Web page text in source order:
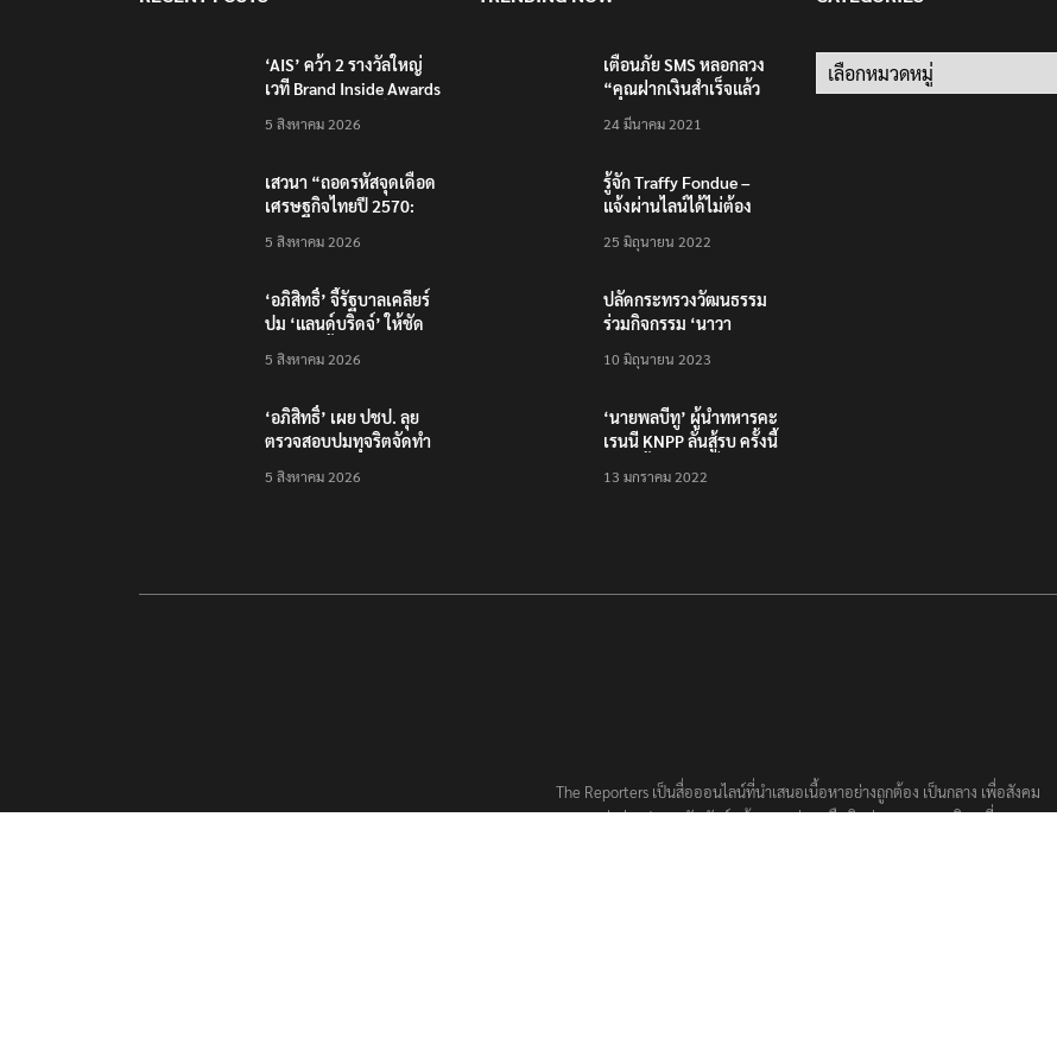
‘AIS’ คว้า 2 รางวัลใหญ่
เวที Brand Inside Awards
โครงสร้างพื้นฐานดิจิทัล
5 สิงหาคม 2026
เสวนา “ถอดรหัสจุดเดือด
เศรษฐกิจไทยปี 2570:
ธุรกิจไทยจะรับมือ
5 สิงหาคม 2026
‘อภิสิทธิ์’ จี้รัฐบาลเคลียร์
ปม ‘แลนด์บริดจ์’ ให้ชัด
5 สิงหาคม 2026
‘อภิสิทธิ์’ เผย ปชป. ลุย
ตรวจสอบปมทุจริตจัดทำ
สสว.
5 สิงหาคม 2026
เตือนภัย SMS หลอกลวง
“คุณฝากเงินสำเร็จแล้ว
200,000 บาท”
24 มีนาคม 2021
รู้จัก Traffy Fondue –
แจ้งผ่านไลน์ได้ไม่ต้อง
ทั่วไทย ไม่ใช่แค่ในกรุง
25 มิถุนายน 2022
ปลัดกระทรวงวัฒนธรรม
ร่วมกิจกรรม ‘นาวา
ตักบาตรทางน้ำ
10 มิถุนายน 2023
‘นายพลบีทู’ ผู้นำทหารคะ
เรนนี KNPP ลั่นสู้รบ ครั้งนี้
ประชาชนต้องชนะ
13 มกราคม 2022
Categories
The Reporters เป็นสื่อออนไลน์ที่นำเสนอเนื้อหาอย่างถูกต้อง เป็นกลาง เพื่อสังคม
ส่งข่าวประชาสัมพันธ์ แจ้งหมายข่าว หรือติดต่อกองบรรณาธิการที่